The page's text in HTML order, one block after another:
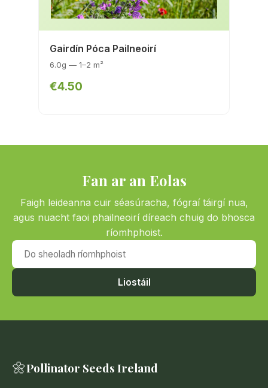
Gairdín Póca Pailneoirí
6.0g — 1–2 m²
€4.50
Fan ar an Eolas
Faigh leideanna cuir séasúracha, fógraí táirgí nua,
agus nuacht faoi phailneoirí díreach chuig do bhosca
ríomhphoist.
Do sheoladh ríomhphoist
Liostáil
🌼Pollinator Seeds Ireland